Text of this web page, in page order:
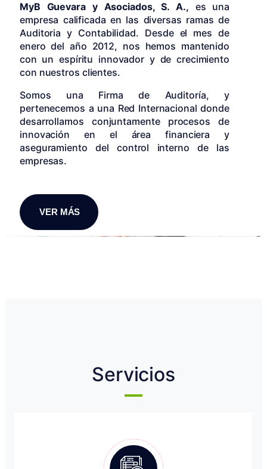
MyB Guevara y Asociados, S. A., es una
empresa calificada en las diversas ramas de
Auditoria y Contabilidad. Desde el mes de
enero del año 2012, nos hemos mantenido
con un espíritu innovador y de crecimiento
con nuestros clientes.
Somos una Firma de Auditoría, y
pertenecemos a una Red Internacional donde
desarrollamos conjuntamente procesos de
innovación en el área financiera y
aseguramiento del control interno de las
empresas.
VER MÁS
Servicios